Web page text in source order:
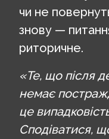
чи не
знову —
риторичне.
«Те, що після
немає
це
Сподіватися,